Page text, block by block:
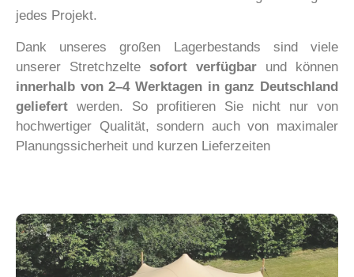
jedes Projekt.
Dank unseres großen Lagerbestands sind viele
unserer Stretchzelte sofort verfügbar und können
innerhalb von 2–4 Werktagen in ganz Deutschland
geliefert werden. So profitieren Sie nicht nur von
hochwertiger Qualität, sondern auch von maximaler
Planungssicherheit und kurzen Lieferzeiten